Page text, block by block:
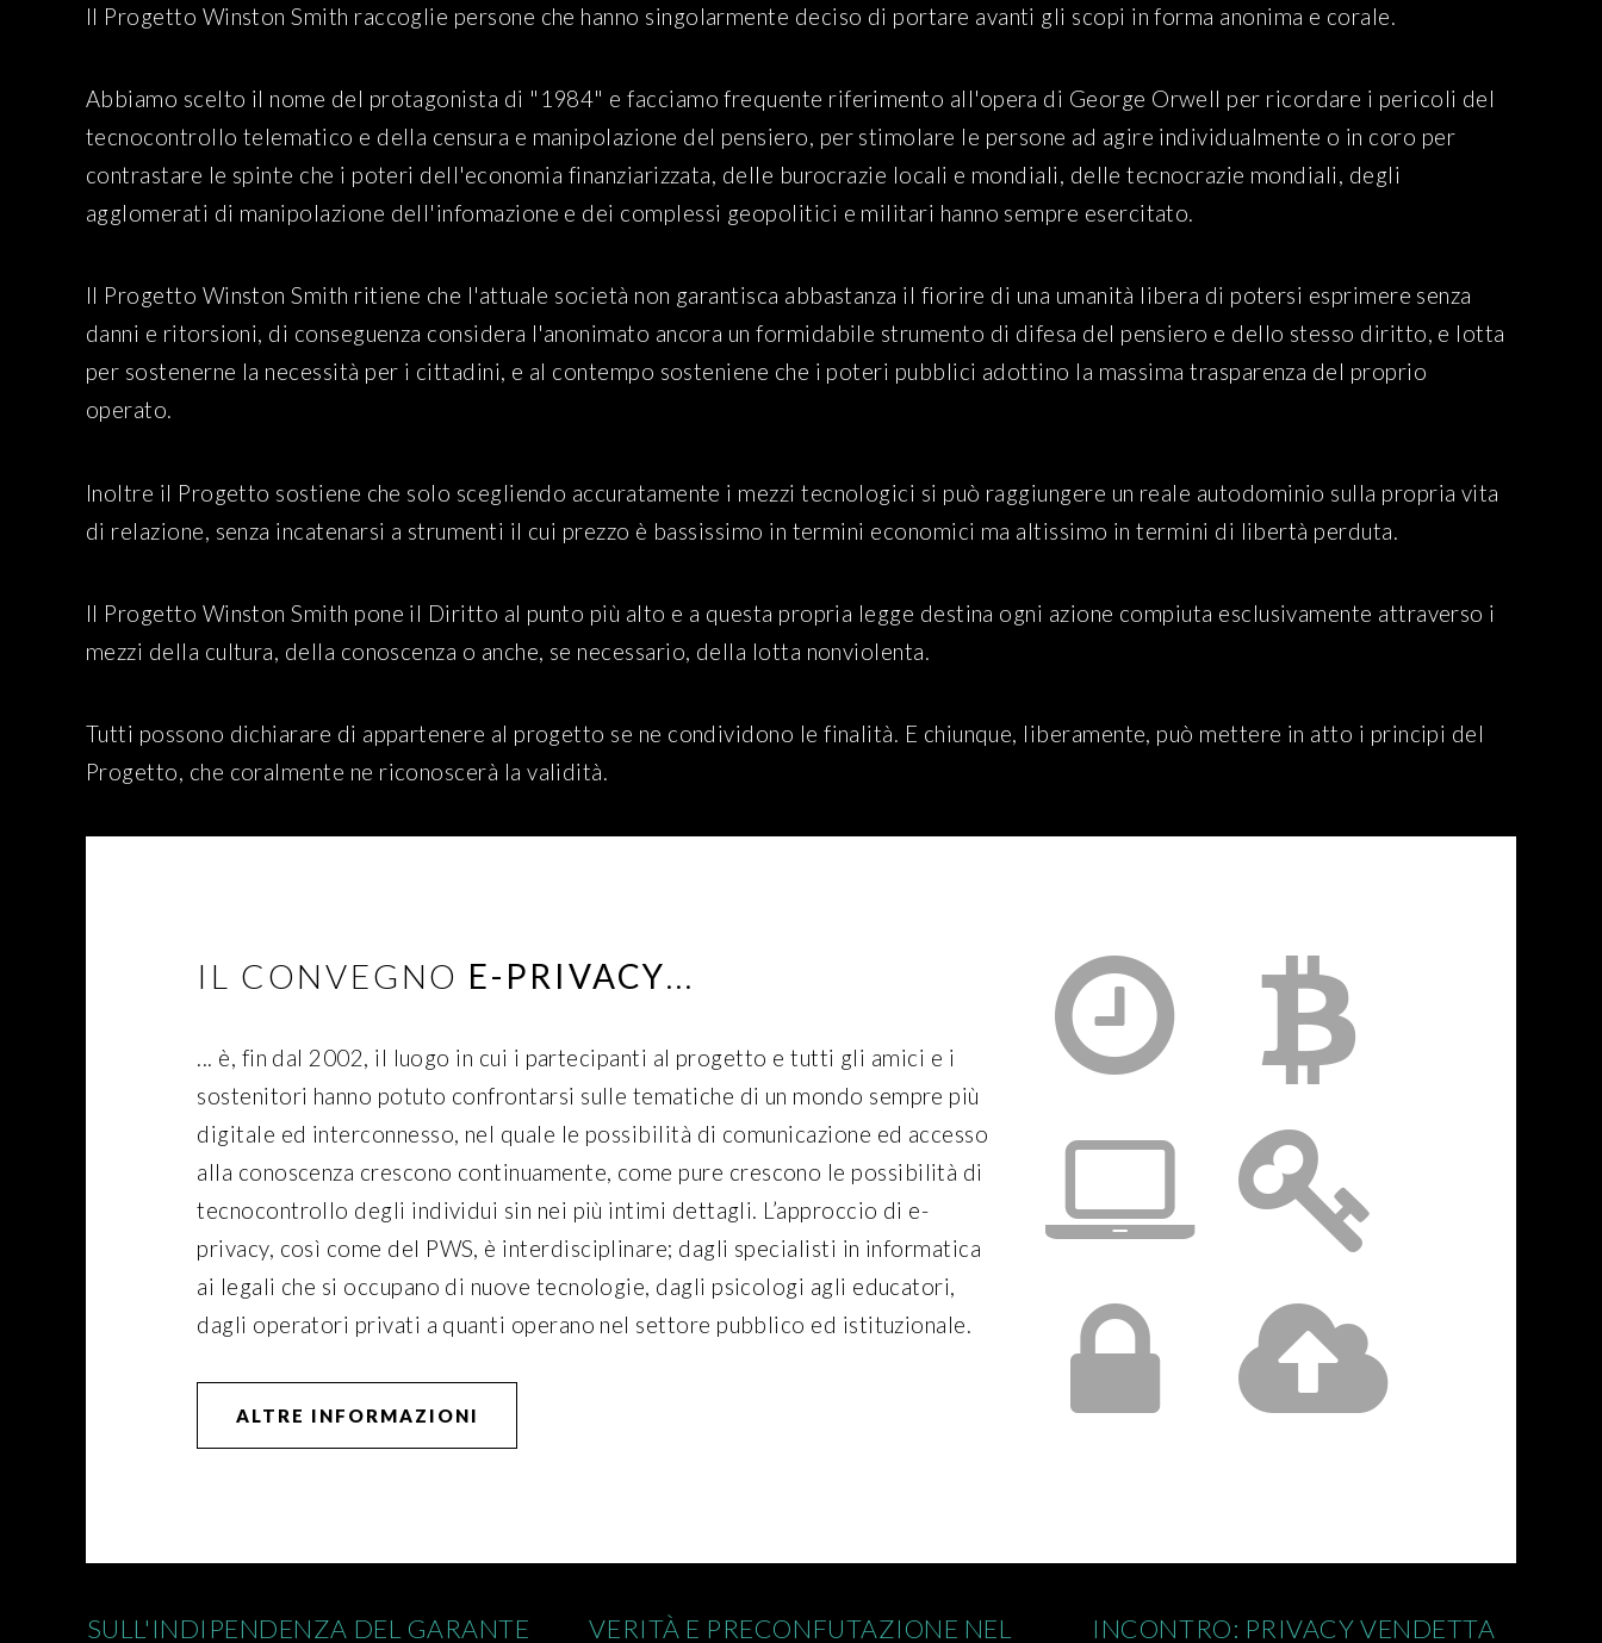
Il Progetto Winston Smith raccoglie persone che hanno singolarmente deciso di portare avanti gli scopi in forma anonima e corale.
Abbiamo scelto il nome del protagonista di "1984" e facciamo frequente riferimento all'opera di George Orwell per ricordare i pericoli del
tecnocontrollo telematico e della censura e manipolazione del pensiero, per stimolare le persone ad agire individualmente o in coro per
contrastare le spinte che i poteri dell'economia finanziarizzata, delle burocrazie locali e mondiali, delle tecnocrazie mondiali, degli
agglomerati di manipolazione dell'infomazione e dei complessi geopolitici e militari hanno sempre esercitato.
Il Progetto Winston Smith ritiene che l'attuale società non garantisca abbastanza il fiorire di una umanità libera di potersi esprimere senza
danni e ritorsioni, di conseguenza considera l'anonimato ancora un formidabile strumento di difesa del pensiero e dello stesso diritto, e lotta
per sostenerne la necessità per i cittadini, e al contempo sosteniene che i poteri pubblici adottino la massima trasparenza del proprio
operato.
Inoltre il Progetto sostiene che solo scegliendo accuratamente i mezzi tecnologici si può raggiungere un reale autodominio sulla propria vita
di relazione, senza incatenarsi a strumenti il cui prezzo è bassissimo in termini economici ma altissimo in termini di libertà perduta.
Il Progetto Winston Smith pone il Diritto al punto più alto e a questa propria legge destina ogni azione compiuta esclusivamente attraverso i
mezzi della cultura, della conoscenza o anche, se necessario, della lotta nonviolenta.
Tutti possono dichiarare di appartenere al progetto se ne condividono le finalità. E chiunque, liberamente, può mettere in atto i principi del
Progetto, che coralmente ne riconoscerà la validità.
IL CONVEGNO E-PRIVACY...
... è, fin dal 2002, il luogo in cui i partecipanti al progetto e tutti gli amici e i
sostenitori hanno potuto confrontarsi sulle tematiche di un mondo sempre più
digitale ed interconnesso, nel quale le possibilità di comunicazione ed accesso
alla conoscenza crescono continuamente, come pure crescono le possibilità di
tecnocontrollo degli individui sin nei più intimi dettagli. L’approccio di e-
privacy, così come del PWS, è interdisciplinare; dagli specialisti in informatica
ai legali che si occupano di nuove tecnologie, dagli psicologi agli educatori,
dagli operatori privati a quanti operano nel settore pubblico ed istituzionale.
ALTRE INFORMAZIONI
SULL'INDIPENDENZA DEL GARANTE
VERITÀ E PRECONFUTAZIONE NEL
INCONTRO: PRIVACY VENDETTA